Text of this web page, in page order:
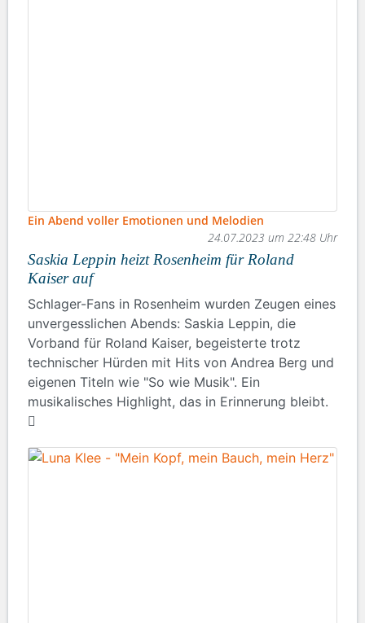
Ein Abend voller Emotionen und Melodien
24.07.2023 um 22:48 Uhr
Saskia Leppin heizt Rosenheim für Roland
Kaiser auf
Schlager-Fans in Rosenheim wurden Zeugen eines
unvergesslichen Abends: Saskia Leppin, die
Vorband für Roland Kaiser, begeisterte trotz
technischer Hürden mit Hits von Andrea Berg und
eigenen Titeln wie "So wie Musik". Ein
musikalisches Highlight, das in Erinnerung bleibt.